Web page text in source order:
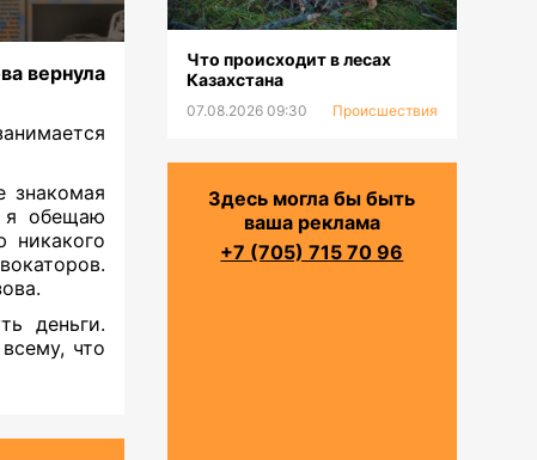
вернула
знакомая
я обещаю
никакого
деньги.
что
Что происходит в лесах
Казахстана
07.08.2026 09:30 Происшествия
Здесь могла бы быть
ваша реклама
+7 (705) 715 70 96